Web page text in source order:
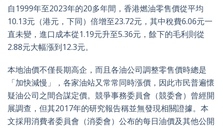
自1999年至2023年的20多年間，香港燃油零售價從平均
10.13元（港元，下同）倍增至23.72元，其中稅費6.06元一
直未變，進口成本從1.19元升至5.36元，餘下的毛利則從
2.88元大幅漲到12.3元。
本地油價不僅長期高企，而且各油公司調整零售價時總是
「加快減慢」，各家油站又常常同時漲價，因此市民普遍懷
疑油公司之間合謀定價。競爭事務委員會（競委會）曾經開
展調查，但其2017年的研究報告稱並無發現相關證據。本
文採用消費者委員會（消委會）公布的每日油價及其他公開